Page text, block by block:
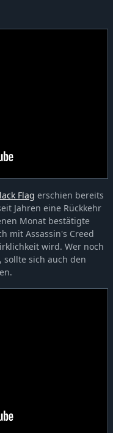
Flag erschien bereits
Jahren eine Rückkehr
Monat bestätigte
mit Assassin's Creed
wird. Wer noch
sich auch den